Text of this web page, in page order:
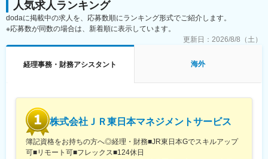
◆インドネシアで働く魅力
1. 東南アジアの人口大国
世界第4位の人口。国民の平均年齢は28歳と若く、内需が強
い。
飲食・ベビー用品など世界中から参入。
ASEANのHQもあり、今後東南アジアの中で中心的な役割を
日本の経済協力や、サブカルの影響もあり、日本に対して非
常に好印象を持っている。
困っているときには声をかけてくれ、人懐っこい人々が多
く、元気をもらうこともしばしば。
日本語学習者数もなんと世界第二位。(国際交流基金2015年調
査）
人気求人ランキング
dodaに掲載中の求人を、応募数順にランキング形式でご紹介します。
※応募数が同数の場合は、新着順に表示しています。
更新日： 2026/8/8（土）
経理事務・財務アシスタント 海外
株式会社ＪＲ東日本マネジメントサービス
簿記資格をお持ちの方へ◎経理・財務■JR東日本Gでスキルアップ
可■リモート可■フレックス■124休日